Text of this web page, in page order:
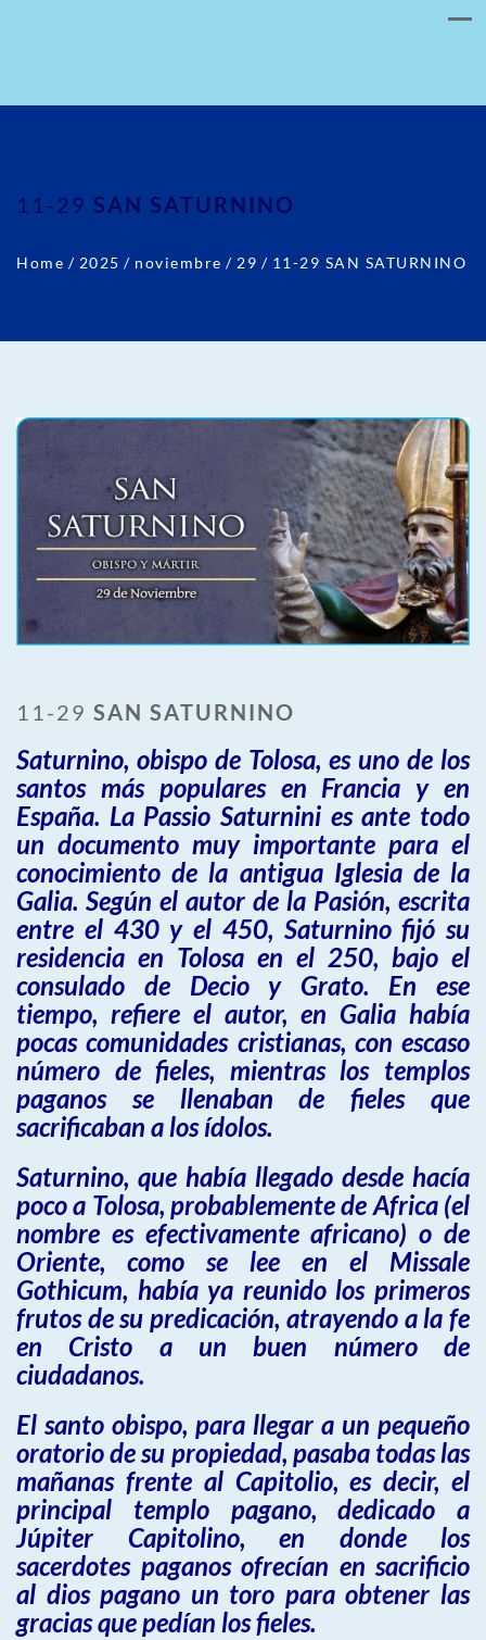
11-29 SAN SATURNINO
Home / 2025 / noviembre / 29 / 11-29 SAN SATURNINO
11-29 SAN SATURNINO
Saturnino, obispo de Tolosa, es uno de los
santos más populares en Francia y en
España. La Passio Saturnini es ante todo
un documento muy importante para el
conocimiento de la antigua Iglesia de la
Galia. Según el autor de la Pasión, escrita
entre el 430 y el 450, Saturnino fijó su
residencia en Tolosa en el 250, bajo el
consulado de Decio y Grato. En ese
tiempo, refiere el autor, en Galia había
pocas comunidades cristianas, con escaso
número de fieles, mientras los templos
paganos se llenaban de fieles que
sacrificaban a los ídolos.
Saturnino, que había llegado desde hacía
poco a Tolosa, probablemente de Africa (el
nombre es efectivamente africano) o de
Oriente, como se lee en el Missale
Gothicum, había ya reunido los primeros
frutos de su predicación, atrayendo a la fe
en Cristo a un buen número de
ciudadanos.
El santo obispo, para llegar a un pequeño
oratorio de su propiedad, pasaba todas las
mañanas frente al Capitolio, es decir, el
principal templo pagano, dedicado a
Júpiter Capitolino, en donde los
sacerdotes paganos ofrecían en sacrificio
al dios pagano un toro para obtener las
gracias que pedían los fieles.